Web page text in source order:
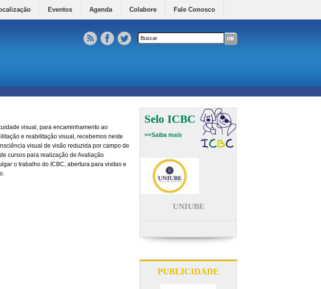
Eventos Agenda Colabore Fale Conosco
Formulário de busca
visual, para encaminhamento ao
e reabilitação visual, recebemos neste
visual de visão reduzida por campo de
cursos para realização de Avaliação
o trabalho do ICBC, abertura para visitas e
Selo ICBC
>>Saiba mais
UNIUBE
PUBLICIDADE